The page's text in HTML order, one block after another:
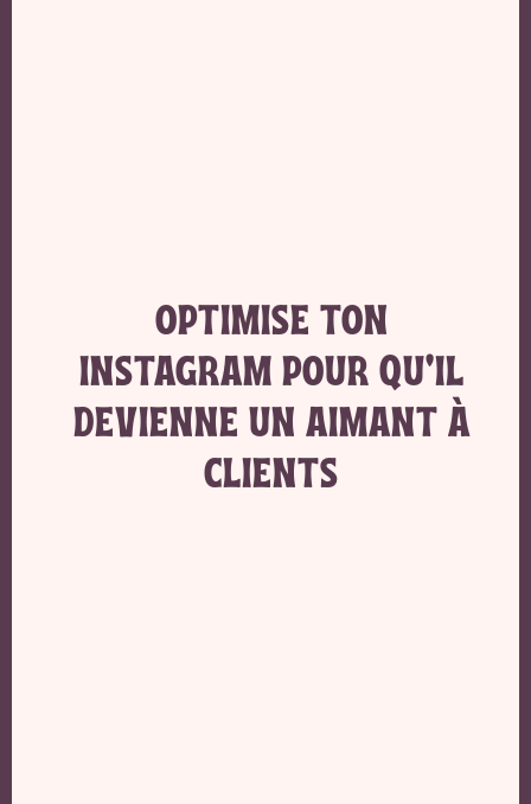
OPTIMISE TON
INSTAGRAM POUR QU'IL
DEVIENNE UN AIMANT À
CLIENTS